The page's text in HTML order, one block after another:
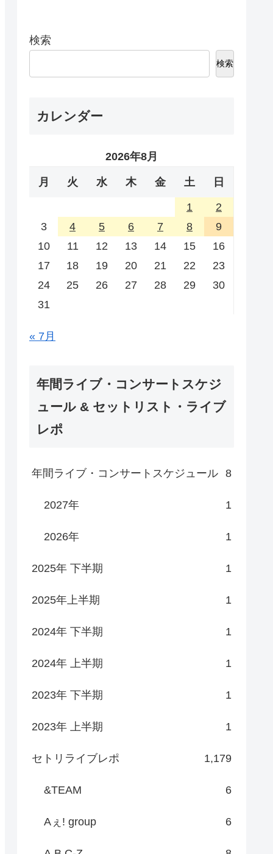
検索
検索
カレンダー
2026年8月
月 火 水 木 金 土 日
1
2
3
4 5 6 7 8
9
10
11 12 13 14 15
16
17
18 19 20 21 22
23
24
25 26 27 28 29
30
31
« 7月
年間ライブ・コンサートスケジ
ュール & セットリスト・ライブ
レポ
年間ライブ・コンサートスケジュール 8
2027年 1
2026年 1
2025年 下半期 1
2025年上半期 1
2024年 下半期 1
2024年 上半期 1
2023年 下半期 1
2023年 上半期 1
セトリライブレポ 1,179
&TEAM 6
Aぇ! group 6